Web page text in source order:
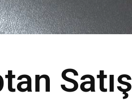
Satış